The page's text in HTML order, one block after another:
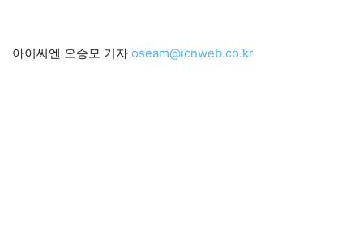
아이씨엔 오승모 기자 oseam@icnweb.co.kr